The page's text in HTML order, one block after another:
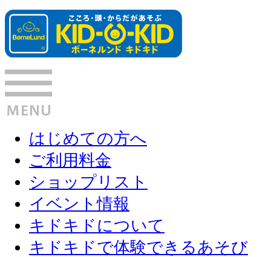
はじめての方へ
ご利用料金
ショップリスト
イベント情報
キドキドについて
キドキドで体験できるあそび